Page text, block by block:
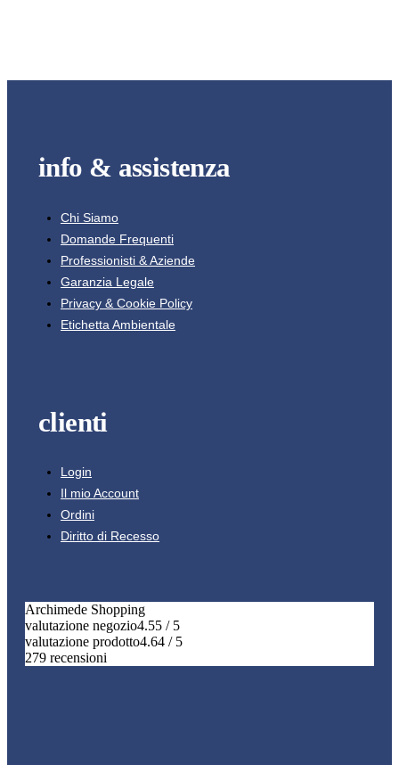
info & assistenza
Chi Siamo
Domande Frequenti
Professionisti & Aziende
Garanzia Legale
Privacy & Cookie Policy
Etichetta Ambientale
clienti
Login
Il mio Account
Ordini
Diritto di Recesso
Archimede Shopping
valutazione negozio4.55 / 5
valutazione prodotto4.64 / 5
279 recensioni